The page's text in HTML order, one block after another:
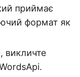
приймає
формат як
викличте